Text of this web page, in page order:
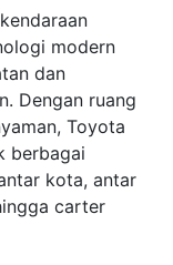
modern
dan
Dengan ruang
Toyota
berbagai
kota, antar
carter